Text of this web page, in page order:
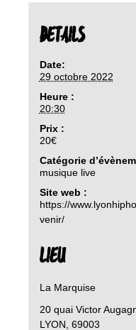
DETAILS
Date:
29 octobre 2022
Heure :
20:30
Prix :
20€
Catégorie
musique live
Site web :
https://
venir/
LIEU
La Marquise
20 quai Victor
LYON 69003